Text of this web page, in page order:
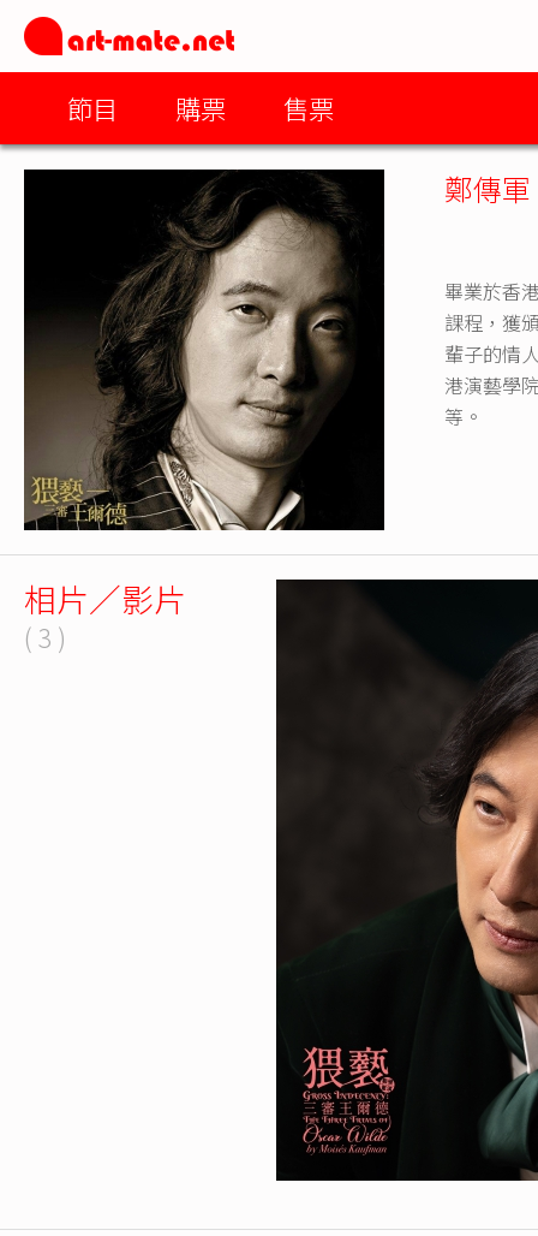
節目 購票 售票
鄭傳軍
畢業於香
課程，獲
輩子的情
港演藝學
等。
相片／影片
( 3 )